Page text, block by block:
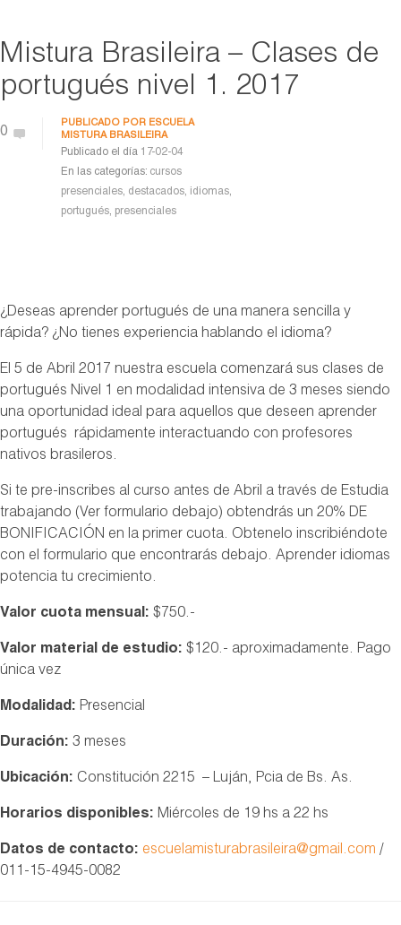
Mistura Brasileira – Clases de
portugués nivel 1. 2017
0
PUBLICADO POR ESCUELA
MISTURA BRASILEIRA
Publicado el día 17-02-04
En las categorías: cursos
presenciales, destacados, idiomas,
portugués, presenciales
¿Deseas aprender portugués de una manera sencilla y
rápida? ¿No tienes experiencia hablando el idioma?
El 5 de Abril 2017 nuestra escuela comenzará sus clases de
portugués Nivel 1 en modalidad intensiva de 3 meses siendo
una oportunidad ideal para aquellos que deseen aprender
portugués rápidamente interactuando con profesores
nativos brasileros.
Si te pre-inscribes al curso antes de Abril a través de Estudia
trabajando (Ver formulario debajo) obtendrás un 20% DE
BONIFICACIÓN en la primer cuota. Obtenelo inscribiéndote
con el formulario que encontrarás debajo. Aprender idiomas
potencia tu crecimiento.
Valor cuota mensual: $750.-
Valor material de estudio: $120.- aproximadamente. Pago
única vez
Modalidad: Presencial
Duración: 3 meses
Ubicación: Constitución 2215 – Luján, Pcia de Bs. As.
Horarios disponibles: Miércoles de 19 hs a 22 hs
Datos de contacto: escuelamisturabrasileira@gmail.com /
011-15-4945-0082